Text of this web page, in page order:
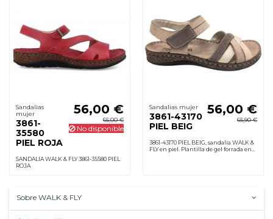
Sandalias
mujer
3861-
35580
PIEL ROJA
56,00 €
65,00 €
No disponible
SANDALIA WALK & FLY 3861-35580 PIEL
ROJA
Sandalias mujer
3861-43170
PIEL BEIG
56,00 €
65,90 €
3861-43170 PIEL BEIG, sandalia WALK &
FLY en piel. Plantilla de gel forrada en
Sobre WALK & FLY